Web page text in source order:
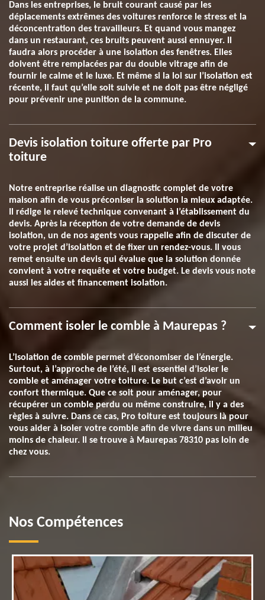
Dans les entreprises, le bruit courant causé par les
déplacements extrêmes des voitures renforce le stress et la
déconcentration des travailleurs. Et quand vous mangez
dans un restaurant, ces bruits peuvent aussi ennuyer. Il
faudra alors procéder à une isolation des fenêtres. Elles
doivent être remplacées par du double vitrage afin de
fournir le calme et le luxe. Et même si la loi sur l’isolation est
récente, il faut qu’elle soit suivie et ne doit pas être négligé
pour prévenir une punition de la commune.
Devis isolation toiture offerte par Pro
toiture
Notre entreprise réalise un diagnostic complet de votre
maison afin de vous préconiser la solution la mieux adaptée.
Il rédige le relevé technique convenant à l’établissement du
devis. Après la réception de votre demande de devis
isolation, un de nos agents vous rappelle afin de discuter de
votre projet d’isolation et de fixer un rendez-vous. Il vous
remet ensuite un devis qui évalue que la solution donnée
convient à votre requête et votre budget. Le devis vous note
aussi les aides et financement isolation.
Comment isoler le comble à Maurepas ?
L’isolation de comble permet d’économiser de l’énergie.
Surtout, à l’approche de l’été, il est essentiel d’isoler le
comble et aménager votre toiture. Le but c’est d’avoir un
confort thermique. Que ce soit pour aménager, pour
récupérer un comble perdu ou même construire, il y a des
règles à suivre. Dans ce cas, Pro toiture est toujours là pour
vous aider à isoler votre comble afin de vivre dans un milieu
moins de chaleur. Il se trouve à Maurepas 78310 pas loin de
chez vous.
Nos Compétences